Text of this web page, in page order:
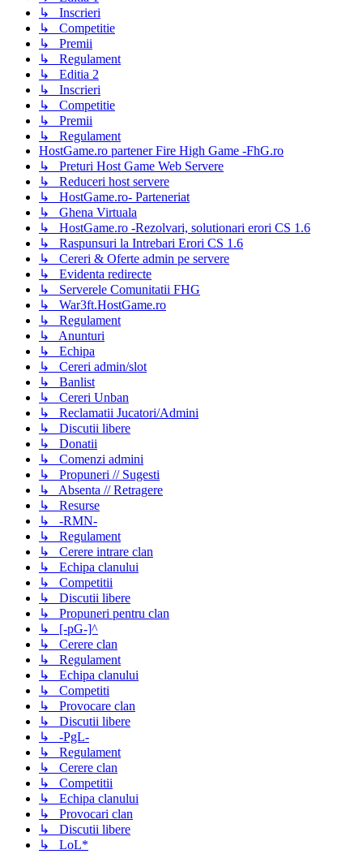
↳ Inscrieri
↳ Competitie
↳ Premii
↳ Regulament
↳ Editia 2
↳ Inscrieri
↳ Competitie
↳ Premii
↳ Regulament
HostGame.ro partener Fire High Game -FhG.ro
↳ Preturi Host Game Web Servere
↳ Reduceri host servere
↳ HostGame.ro- Parteneriat
↳ Ghena Virtuala
↳ HostGame.ro -Rezolvari, solutionari erori CS 1.6
↳ Raspunsuri la Intrebari Erori CS 1.6
↳ Cereri & Oferte admin pe servere
↳ Evidenta redirecte
↳ Serverele Comunitatii FHG
↳ War3ft.HostGame.ro
↳ Regulament
↳ Anunturi
↳ Echipa
↳ Cereri admin/slot
↳ Banlist
↳ Cereri Unban
↳ Reclamatii Jucatori/Admini
↳ Discutii libere
↳ Donatii
↳ Comenzi admini
↳ Propuneri // Sugesti
↳ Absenta // Retragere
↳ Resurse
↳ -RMN-
↳ Regulament
↳ Cerere intrare clan
↳ Echipa clanului
↳ Competitii
↳ Discutii libere
↳ Propuneri pentru clan
↳ [-pG-]^
↳ Cerere clan
↳ Regulament
↳ Echipa clanului
↳ Competiti
↳ Provocare clan
↳ Discutii libere
↳ -PgL-
↳ Regulament
↳ Cerere clan
↳ Competitii
↳ Echipa clanului
↳ Provocari clan
↳ Discutii libere
↳ LoL*